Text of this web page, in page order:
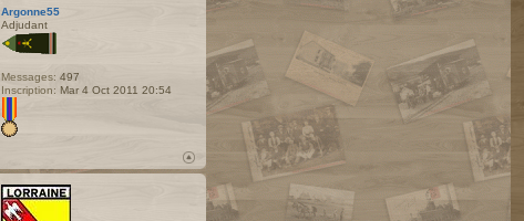
Argonne55
Adjudant
Messages: 497
Inscription: Mar 4 Oct 2011 20:54